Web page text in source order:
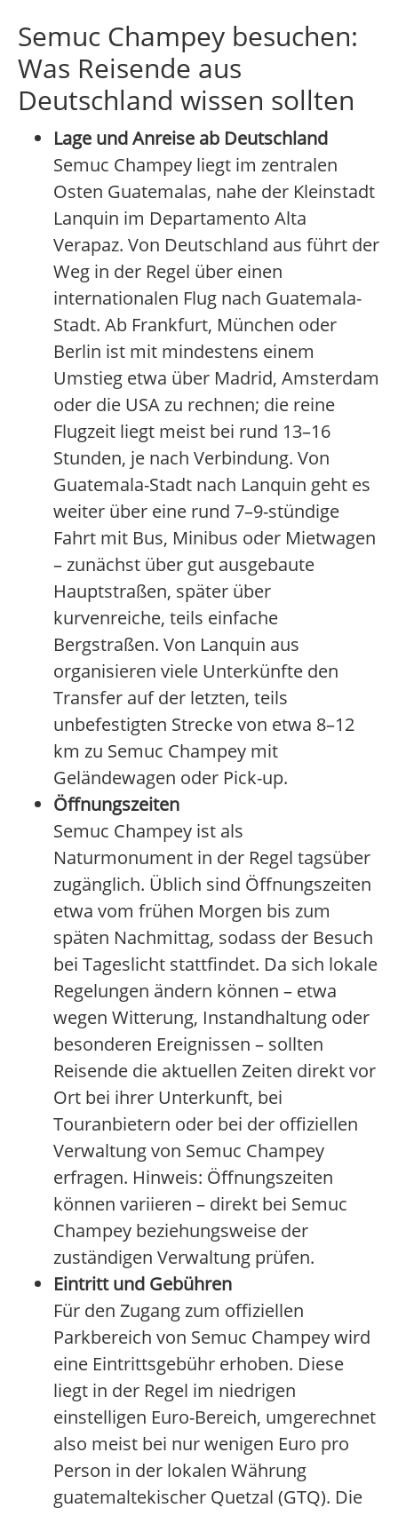
Semuc Champey besuchen:
Was Reisende aus
Deutschland wissen sollten
Lage und Anreise ab Deutschland
Semuc Champey liegt im zentralen
Osten Guatemalas, nahe der Kleinstadt
Lanquin im Departamento Alta
Verapaz. Von Deutschland aus führt der
Weg in der Regel über einen
internationalen Flug nach Guatemala-
Stadt. Ab Frankfurt, München oder
Berlin ist mit mindestens einem
Umstieg etwa über Madrid, Amsterdam
oder die USA zu rechnen; die reine
Flugzeit liegt meist bei rund 13–16
Stunden, je nach Verbindung. Von
Guatemala-Stadt nach Lanquin geht es
weiter über eine rund 7–9-stündige
Fahrt mit Bus, Minibus oder Mietwagen
– zunächst über gut ausgebaute
Hauptstraßen, später über
kurvenreiche, teils einfache
Bergstraßen. Von Lanquin aus
organisieren viele Unterkünfte den
Transfer auf der letzten, teils
unbefestigten Strecke von etwa 8–12
km zu Semuc Champey mit
Geländewagen oder Pick-up.
Öffnungszeiten
Semuc Champey ist als
Naturmonument in der Regel tagsüber
zugänglich. Üblich sind Öffnungszeiten
etwa vom frühen Morgen bis zum
späten Nachmittag, sodass der Besuch
bei Tageslicht stattfindet. Da sich lokale
Regelungen ändern können – etwa
wegen Witterung, Instandhaltung oder
besonderen Ereignissen – sollten
Reisende die aktuellen Zeiten direkt vor
Ort bei ihrer Unterkunft, bei
Touranbietern oder bei der offiziellen
Verwaltung von Semuc Champey
erfragen. Hinweis: Öffnungszeiten
können variieren – direkt bei Semuc
Champey beziehungsweise der
zuständigen Verwaltung prüfen.
Eintritt und Gebühren
Für den Zugang zum offiziellen
Parkbereich von Semuc Champey wird
eine Eintrittsgebühr erhoben. Diese
liegt in der Regel im niedrigen
einstelligen Euro-Bereich, umgerechnet
also meist bei nur wenigen Euro pro
Person in der lokalen Währung
guatemaltekischer Quetzal (GTQ). Die